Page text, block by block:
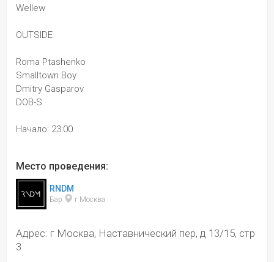
Wellew
OUTSIDE
Roma Ptashenko
Smalltown Boy
Dmitry Gasparov
DOB-S
Начало: 23:00
Место проведения:
RNDM
Бар г Москва
Адрес: г Москва, Наставнический пер, д 13/15, стр
3